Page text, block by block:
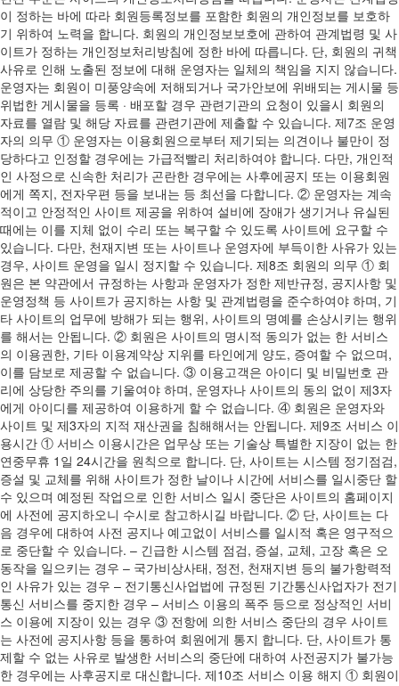
이 정하는 바에 따라 회원등록정보를 포함한 회원의 개인정보를 보호하
기 위하여 노력을 합니다. 회원의 개인정보보호에 관하여 관계법령 및 사
이트가 정하는 개인정보처리방침에 정한 바에 따릅니다. 단, 회원의 귀책
사유로 인해 노출된 정보에 대해 운영자는 일체의 책임을 지지 않습니다.
운영자는 회원이 미풍양속에 저해되거나 국가안보에 위배되는 게시물 등
위법한 게시물을 등록 · 배포할 경우 관련기관의 요청이 있을시 회원의
자료를 열람 및 해당 자료를 관련기관에 제출할 수 있습니다. 제7조 운영
자의 의무 ① 운영자는 이용회원으로부터 제기되는 의견이나 불만이 정
당하다고 인정할 경우에는 가급적빨리 처리하여야 합니다. 다만, 개인적
인 사정으로 신속한 처리가 곤란한 경우에는 사후에공지 또는 이용회원
에게 쪽지, 전자우편 등을 보내는 등 최선을 다합니다. ② 운영자는 계속
적이고 안정적인 사이트 제공을 위하여 설비에 장애가 생기거나 유실된
때에는 이를 지체 없이 수리 또는 복구할 수 있도록 사이트에 요구할 수
있습니다. 다만, 천재지변 또는 사이트나 운영자에 부득이한 사유가 있는
경우, 사이트 운영을 일시 정지할 수 있습니다. 제8조 회원의 의무 ① 회
원은 본 약관에서 규정하는 사항과 운영자가 정한 제반규정, 공지사항 및
운영정책 등 사이트가 공지하는 사항 및 관계법령을 준수하여야 하며, 기
타 사이트의 업무에 방해가 되는 행위, 사이트의 명예를 손상시키는 행위
를 해서는 안됩니다. ② 회원은 사이트의 명시적 동의가 없는 한 서비스
의 이용권한, 기타 이용계약상 지위를 타인에게 양도, 증여할 수 없으며,
이를 담보로 제공할 수 없습니다. ③ 이용고객은 아이디 및 비밀번호 관
리에 상당한 주의를 기울여야 하며, 운영자나 사이트의 동의 없이 제3자
에게 아이디를 제공하여 이용하게 할 수 없습니다. ④ 회원은 운영자와
사이트 및 제3자의 지적 재산권을 침해해서는 안됩니다. 제9조 서비스 이
용시간 ① 서비스 이용시간은 업무상 또는 기술상 특별한 지장이 없는 한
연중무휴 1일 24시간을 원칙으로 합니다. 단, 사이트는 시스템 정기점검,
증설 및 교체를 위해 사이트가 정한 날이나 시간에 서비스를 일시중단 할
수 있으며 예정된 작업으로 인한 서비스 일시 중단은 사이트의 홈페이지
에 사전에 공지하오니 수시로 참고하시길 바랍니다. ② 단, 사이트는 다
음 경우에 대하여 사전 공지나 예고없이 서비스를 일시적 혹은 영구적으
로 중단할 수 있습니다. – 긴급한 시스템 점검, 증설, 교체, 고장 혹은 오
동작을 일으키는 경우 – 국가비상사태, 정전, 천재지변 등의 불가항력적
인 사유가 있는 경우 – 전기통신사업법에 규정된 기간통신사업자가 전기
통신 서비스를 중지한 경우 – 서비스 이용의 폭주 등으로 정상적인 서비
스 이용에 지장이 있는 경우 ③ 전항에 의한 서비스 중단의 경우 사이트
는 사전에 공지사항 등을 통하여 회원에게 통지 합니다. 단, 사이트가 통
제할 수 없는 사유로 발생한 서비스의 중단에 대하여 사전공지가 불가능
한 경우에는 사후공지로 대신합니다. 제10조 서비스 이용 해지 ① 회원이